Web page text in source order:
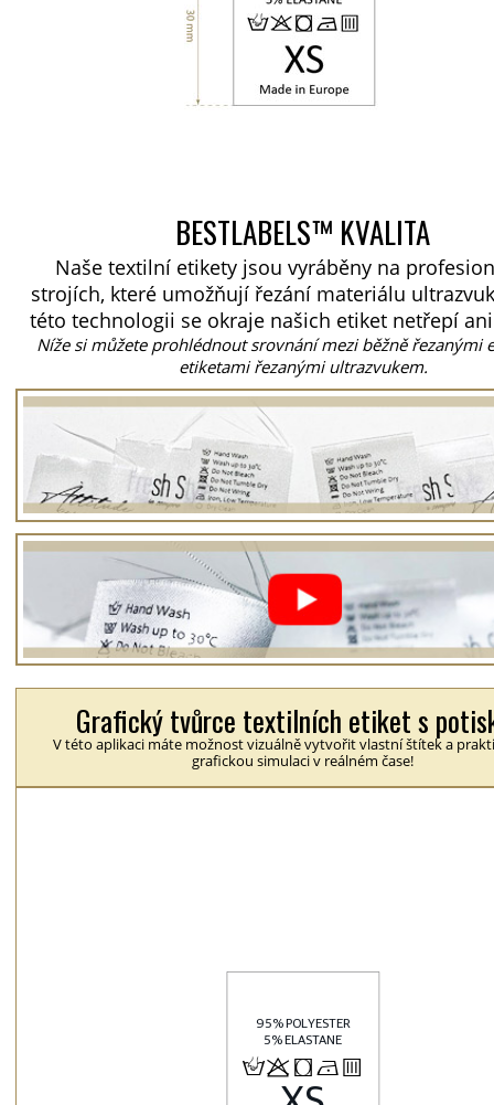
BESTLABELS™ KVALITA
Naše textilní etikety jsou vyráběny na
strojích, které umožňují řezání materiálu
této technologii se okraje našich etiket netřepí
Níže si můžete prohlédnout srovnání mezi běžně řezanými
etiketami řezanými ultrazvukem.
Grafický tvůrce textilních etiket s
V této aplikaci máte možnost vizuálně vytvořit vlastní štítek a
grafickou simulaci v reálném čase!
Hp jNb